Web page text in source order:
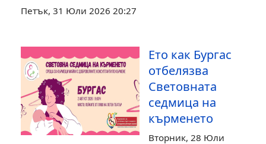
Петък, 31 Юли 2026 20:27
Ето как Бургас
отбелязва
Световната
седмица на
кърменето
Вторник, 28 Юли